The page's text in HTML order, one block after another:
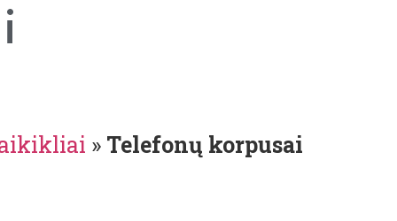
» Telefonų korpusai